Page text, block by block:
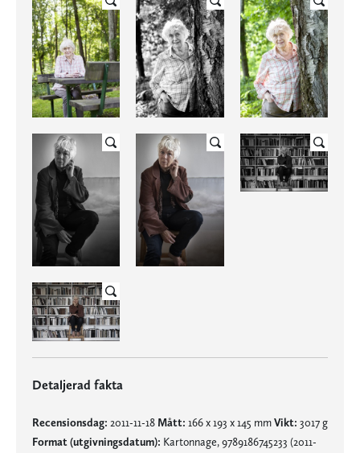
Detaljerad fakta
Recensionsdag: 2011-11-18 Mått: 166 x 193 x 145 mmVikt: 3017 g
Format (utgivningsdatum): Kartonnage, 9789186745233 (2011-